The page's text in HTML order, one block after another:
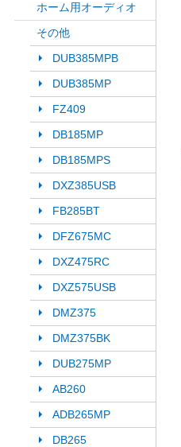
ホーム用オーディオ
その他
DUB385MPB
DUB385MP
FZ409
DB185MP
DB185MPS
DXZ385USB
FB285BT
DFZ675MC
DXZ475RC
DXZ575USB
DMZ375
DMZ375BK
DUB275MP
AB260
ADB265MP
DB265